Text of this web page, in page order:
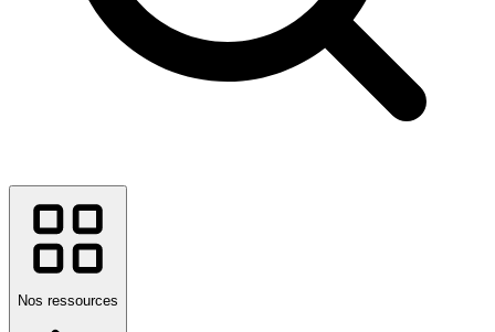
Nos ressources